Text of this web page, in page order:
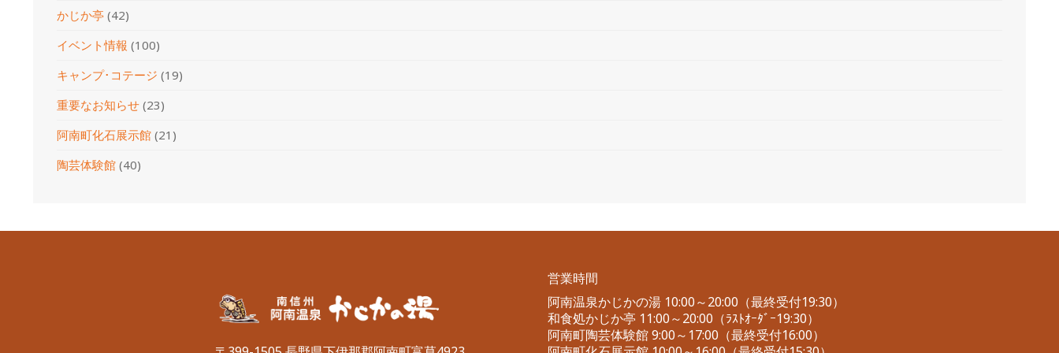
かじか亭(42)
イベント情報 (100)
キャンプ･コテージ (19)
重要なお知らせ(23)
阿南町化石展示館(21)
陶芸体験館(40)
営業時間
阿南温泉かじかの湯 10:00～20:00（最終受付19:30）
和食処かじか亭 11:00～20:00（ﾗｽﾄｵｰﾀﾞｰ19:30）
阿南町陶芸体験館 9:00～17:00（最終受付16:00）